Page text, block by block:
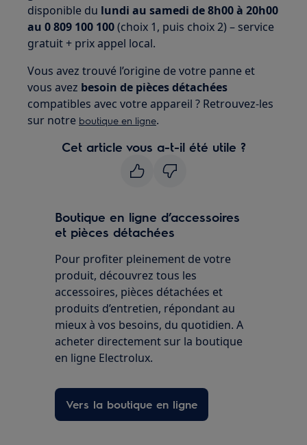
disponible du lundi au samedi de 8h00 à 20h00
au 0 809 100 100(choix 1, puis choix 2) – service
gratuit + prix appel local.
Vous avez trouvé l’origine de votre panne et
vous avez besoin de pièces détachées
compatibles avec votre appareil ? Retrouvez-les
sur notre boutique en ligne.
Cet article vous a-t-il été utile ?
Boutique en ligne d’accessoires
et pièces détachées
Pour profiter pleinement de votre
produit, découvrez tous les
accessoires, pièces détachées et
produits d’entretien, répondant au
mieux à vos besoins, du quotidien. A
acheter directement sur la boutique
en ligne Electrolux.
Vers la boutique en ligne